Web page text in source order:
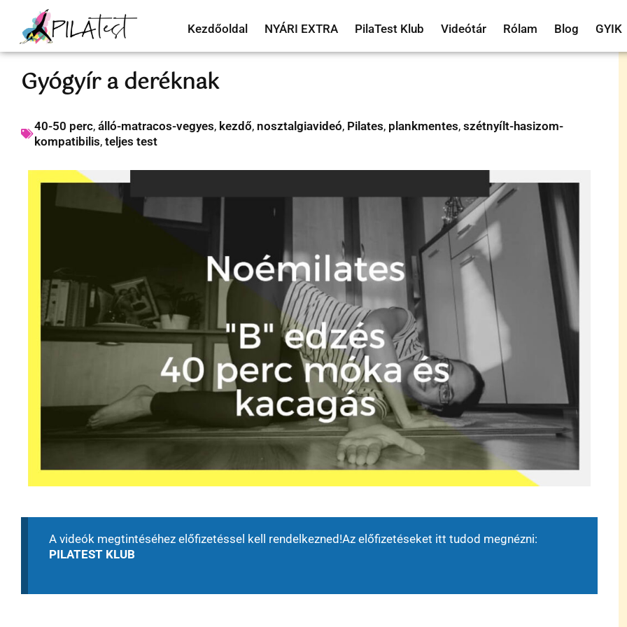
Kezdőoldal NYÁRI EXTRA PilaTest Klub Videótár Rólam Blog GYIK
Gyógyír a deréknak
40-50 perc, álló-matracos-vegyes, kezdő, nosztalgiavideó, Pilates, plankmentes, szétnyílt-hasizom-
kompatibilis, teljes test
A videók megtintéséhez előfizetéssel kell rendelkezned!Az előfizetéseket itt tudod megnézni:
PILATEST KLUB